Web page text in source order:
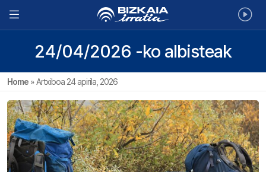
24/04/2026 -ko albisteak
Home »Artxiboa 24 apirila, 2026